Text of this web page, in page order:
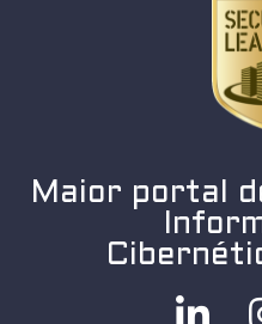
Maior portal